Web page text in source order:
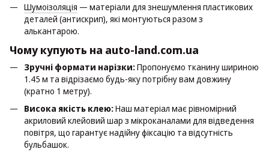
Шумоізоляція — матеріали для знешумлення пластикових
деталей (антискрип), які монтуються разом з
алькантарою.
Чому купують на auto-land.com.ua
Зручні формати нарізки:Пропонуємо тканину шириною
1.45 м та відрізаємо будь-яку потрібну вам довжину
(кратно 1 метру).
Висока якість клею:Наш матеріал має рівномірний
акриловий клейовий шар з мікроканалами для відведення
повітря, що гарантує надійну фіксацію та відсутність
бульбашок.